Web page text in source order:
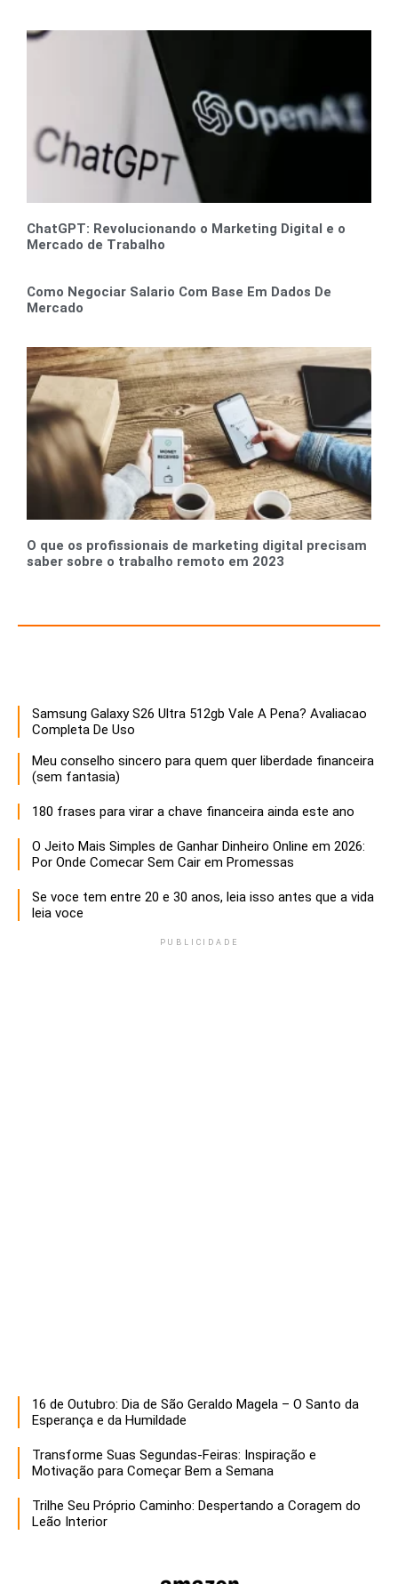
ChatGPT: Revolucionando o Marketing Digital e o
Mercado de Trabalho
Como Negociar Salario Com Base Em Dados De
Mercado
O que os profissionais de marketing digital precisam
saber sobre o trabalho remoto em 2023
Samsung Galaxy S26 Ultra 512gb Vale A Pena? Avaliacao
Completa De Uso
Meu conselho sincero para quem quer liberdade financeira
(sem fantasia)
180 frases para virar a chave financeira ainda este ano
O Jeito Mais Simples de Ganhar Dinheiro Online em 2026:
Por Onde Comecar Sem Cair em Promessas
Se voce tem entre 20 e 30 anos, leia isso antes que a vida
leia voce
PUBLICIDADE
16 de Outubro: Dia de São Geraldo Magela – O Santo da
Esperança e da Humildade
Transforme Suas Segundas-Feiras: Inspiração e
Motivação para Começar Bem a Semana
Trilhe Seu Próprio Caminho: Despertando a Coragem do
Leão Interior